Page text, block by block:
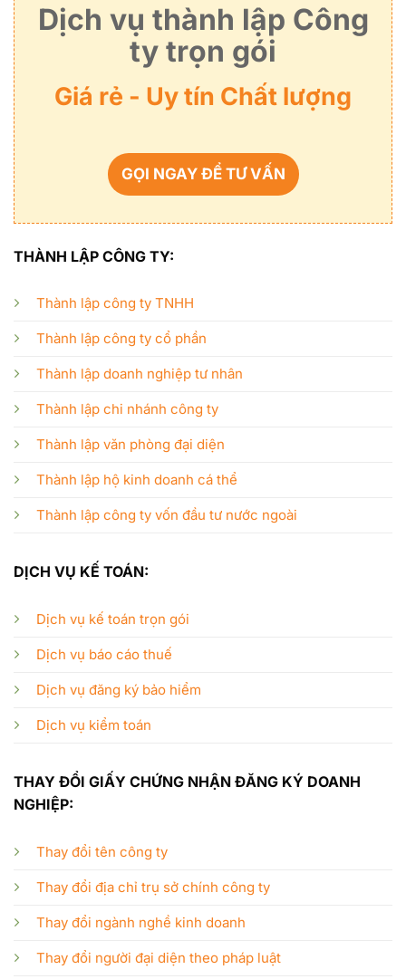
Dịch vụ thành lập Công
ty trọn gói
Giá rẻ - Uy tín Chất lượng
GỌI NGAY ĐỂ TƯ VẤN
THÀNH LẬP CÔNG TY:
Thành lập công ty TNHH
Thành lập công ty cổ phần
Thành lập doanh nghiệp tư nhân
Thành lập chi nhánh công ty
Thành lập văn phòng đại diện
Thành lập hộ kinh doanh cá thể
Thành lập công ty vốn đầu tư nước ngoài
DỊCH VỤ KẾ TOÁN:
Dịch vụ kế toán trọn gói
Dịch vụ báo cáo thuế
Dịch vụ đăng ký bảo hiểm
Dịch vụ kiểm toán
THAY ĐỔI GIẤY CHỨNG NHẬN ĐĂNG KÝ DOANH
NGHIỆP:
Thay đổi tên công ty
Thay đổi địa chỉ trụ sở chính công ty
Thay đổi ngành nghề kinh doanh
Thay đổi người đại diện theo pháp luật